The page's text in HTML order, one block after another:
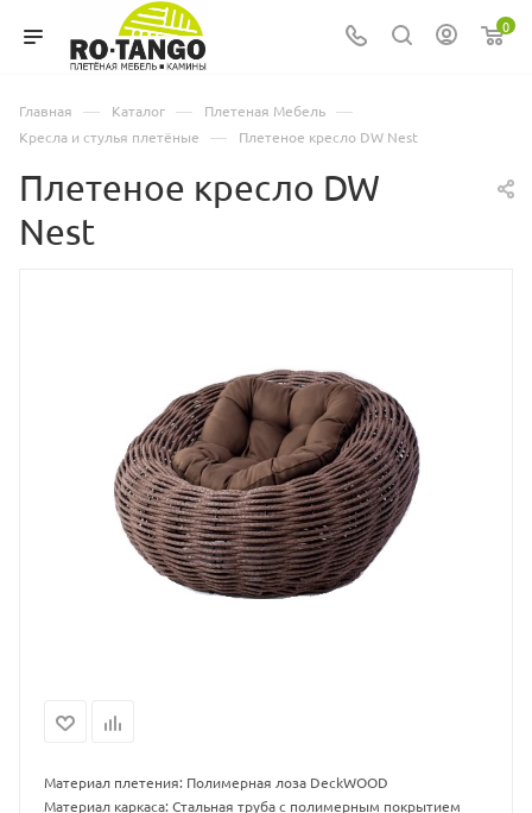
0
Главная — Каталог — Плетеная Мебель —
Кресла и стулья плетёные — Плетеное кресло DW Nest
Плетеное кресло DW
Nest
Материал плетения: Полимерная лоза DeckWOOD
Материал каркаса: Стальная труба с полимерным покрытием